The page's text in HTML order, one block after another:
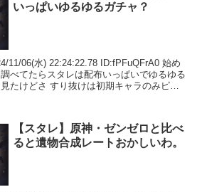
いっぱいゆるゆるガチャ？
11/06(水) 22:24:22.78 ID:fPFuQFrA0 始め
べてたらスタレは配布いっぱいでゆるゆる
たけどさ すり抜けは初期キャラのみピッ
【スタレ】原神・ゼンゼロと比べ
ると遺物合成レートおかしいわ。